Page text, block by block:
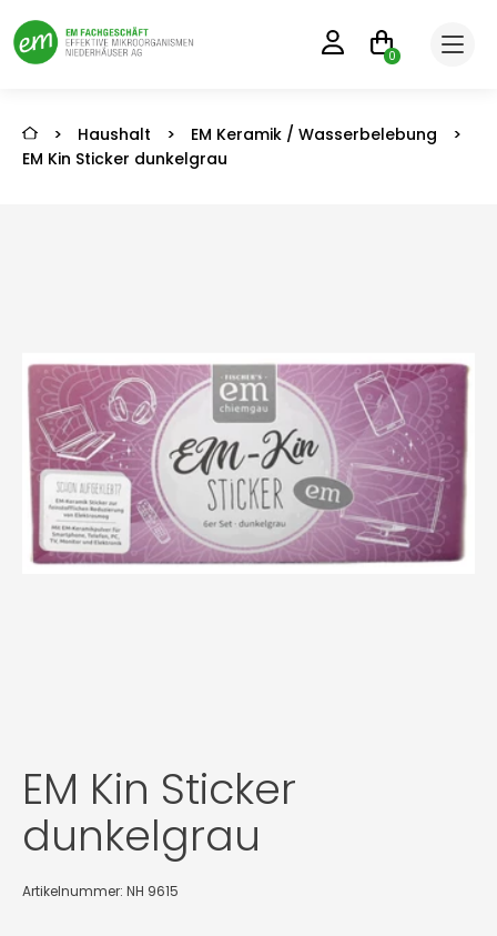
0
> Haushalt > EM Keramik / Wasserbelebung
>
EM Kin Sticker dunkelgrau
EM Kin Sticker
dunkelgrau
Artikelnummer: NH 9615